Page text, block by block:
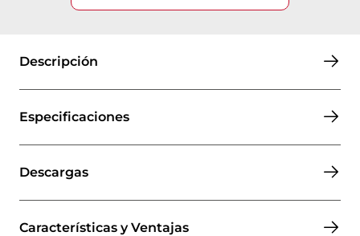
Descripción
Especificaciones
Descargas
Características y Ventajas